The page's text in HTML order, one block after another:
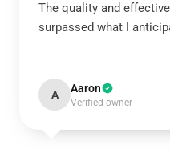
The quality and
surpassed what I
A Aaron
Verified owner